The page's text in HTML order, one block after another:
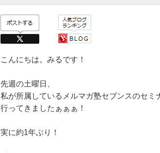
こんにちは。みるです！
先週の土曜日、
私が所属しているメルマガ塾セブンスのセミ
行ってきましたぁぁぁ！
実に約1年ぶり！